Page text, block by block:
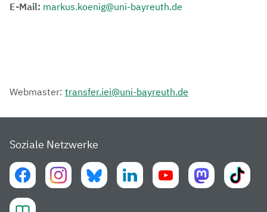
E-Mail: markus.koenig@uni-bayreuth.de
Webmaster: transfer.iei@uni-bayreuth.de
Soziale Netzwerke